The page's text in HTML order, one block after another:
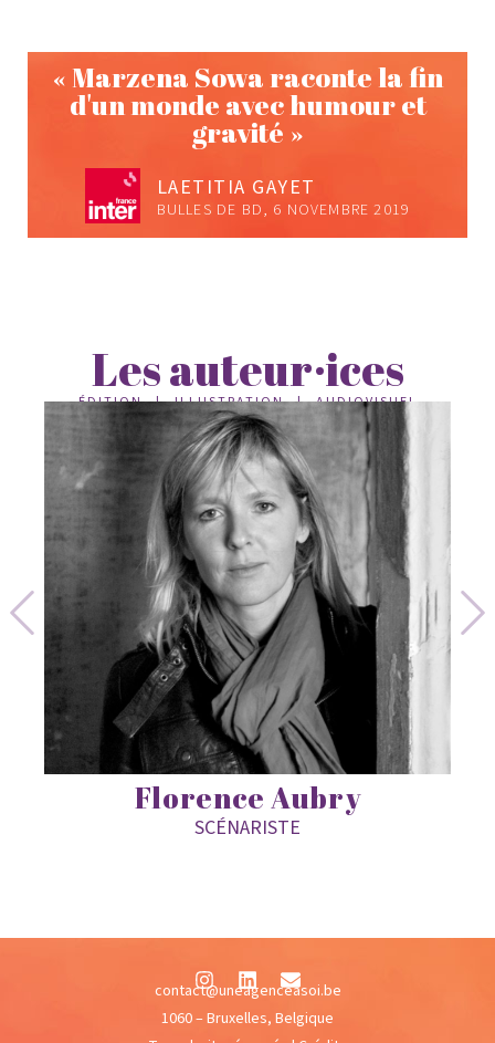
« Marzena Sowa raconte la fin
d'un monde avec humour et
gravité »
LAETITIA GAYET
BULLES DE BD, 6 NOVEMBRE 2019
Les auteur·ices
ÉDITION | ILLUSTRATION | AUDIOVISUEL
Florence Aubry
SCÉNARISTE
contact@uneagenceasoi.be
1060 – Bruxelles, Belgique